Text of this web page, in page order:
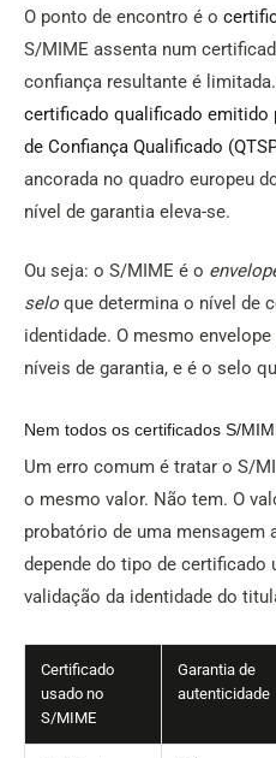
O ponto de encontro é o
S/MIME assenta num
confiança resultante é
certificado qualificado emitido
de Confiança Qualificado
ancorada no quadro europeu
nível de garantia eleva-se.
Ou seja: o S/MIME é o
selo que determina o nível de
identidade. O mesmo
níveis de garantia, e é o selo
Nem todos os certificados S/
Um erro comum é tratar o S/
o mesmo valor. Não tem. O
probatório de uma mensagem
depende do tipo de certificado
validação da identidade do
Certificado
usado no
S/MIME
Garantia de
autenticidade